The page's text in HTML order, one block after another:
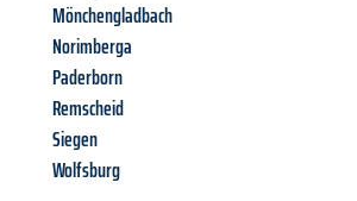
Mönchengladbach
Norimberga
Paderborn
Remscheid
Siegen
Wolfsburg